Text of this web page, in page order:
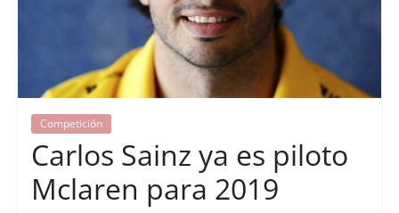
Competición
Carlos Sainz ya es piloto
Mclaren para 2019